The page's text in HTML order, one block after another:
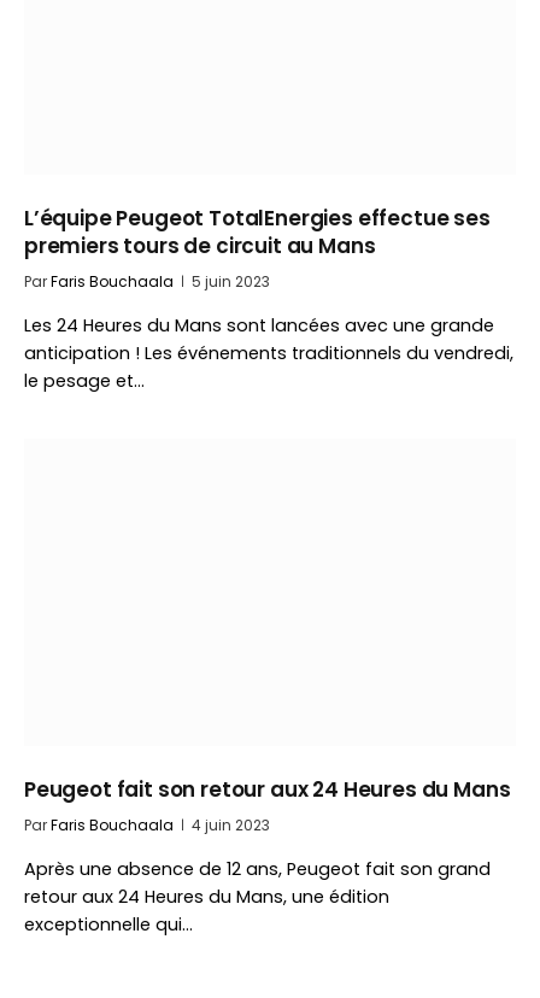
L’équipe Peugeot TotalEnergies effectue ses
premiers tours de circuit au Mans
ParFaris Bouchaala 5 juin 2023
Les 24 Heures du Mans sont lancées avec une grande
anticipation ! Les événements traditionnels du vendredi,
le pesage et…
Peugeot fait son retour aux 24 Heures du Mans
ParFaris Bouchaala 4 juin 2023
Après une absence de 12 ans, Peugeot fait son grand
retour aux 24 Heures du Mans, une édition
exceptionnelle qui…